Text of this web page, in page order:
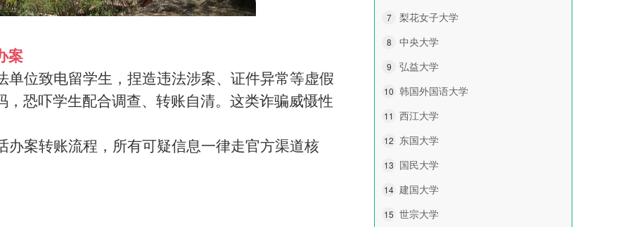
案
单位致电留学生，捏造违法涉案、证件异常等虚假
恐吓学生配合调查、转账自清。这类诈骗威慑性
办案转账流程，所有可疑信息一律走官方渠道核
7 梨花女子大学
8 中央大学
9 弘益大学
10 韩国外国语大学
11 西江大学
12 东国大学
13 国民大学
14 建国大学
15 世宗大学